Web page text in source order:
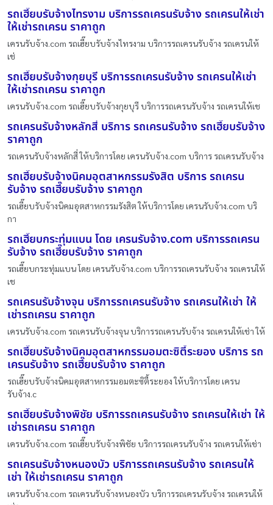
รถเฮี๊ยบรับจ้างไทรงาม บริการรถเครนรับจ้าง รถเครนให้เช่า
ให้เช่ารถเครน ราคาถูก
เครนรับจ้าง.com รถเฮี๊ยบรับจ้างไทรงาม บริการรถเครนรับจ้าง รถเครนให้
เช่
รถเฮี๊ยบรับจ้างกุยบุรี บริการรถเครนรับจ้าง รถเครนให้เช่า
ให้เช่ารถเครน ราคาถูก
เครนรับจ้าง.com รถเฮี๊ยบรับจ้างกุยบุรี บริการรถเครนรับจ้าง รถเครนให้เช
รถเครนรับจ้างหลักสี่ บริการ รถเครนรับจ้าง รถเฮี๊ยบรับจ้าง
ราคาถูก
รถเครนรับจ้างหลักสี่ ให้บริการโดย เครนรับจ้าง.com บริการ รถเครนรับจ้าง
รถเฮี๊ยบรับจ้างนิคมอุตสาหกรรมรังสิต บริการ รถเครน
รับจ้าง รถเฮี๊ยบรับจ้าง ราคาถูก
รถเฮี๊ยบรับจ้างนิคมอุตสาหกรรมรังสิต ให้บริการโดย เครนรับจ้าง.com บริ
กา
รถเฮี๊ยบกระทุ่มแบน โดย เครนรับจ้าง.com บริการรถเครน
รับจ้าง รถเฮี๊ยบรับจ้าง ราคาถูก
รถเฮี๊ยบกระทุ่มแบน โดย เครนรับจ้าง.com บริการรถเครนรับจ้าง รถเครนให้
เช
รถเครนรับจ้างจุน บริการรถเครนรับจ้าง รถเครนให้เช่า ให้
เช่ารถเครน ราคาถูก
เครนรับจ้าง.com รถเครนรับจ้างจุน บริการรถเครนรับจ้าง รถเครนให้เช่า ให้
รถเฮี๊ยบรับจ้างนิคมอุตสาหกรรมอมตะซิตี้ระยอง บริการ รถ
เครนรับจ้าง รถเฮี๊ยบรับจ้าง ราคาถูก
รถเฮี๊ยบรับจ้างนิคมอุตสาหกรรมอมตะซิตี้ระยอง ให้บริการโดย เครน
รับจ้าง.c
รถเฮี๊ยบรับจ้างพิชัย บริการรถเครนรับจ้าง รถเครนให้เช่า ให้
เช่ารถเครน ราคาถูก
เครนรับจ้าง.com รถเฮี๊ยบรับจ้างพิชัย บริการรถเครนรับจ้าง รถเครนให้เช่า
รถเครนรับจ้างหนองบัว บริการรถเครนรับจ้าง รถเครนให้
เช่า ให้เช่ารถเครน ราคาถูก
เครนรับจ้าง.com รถเครนรับจ้างหนองบัว บริการรถเครนรับจ้าง รถเครนให้